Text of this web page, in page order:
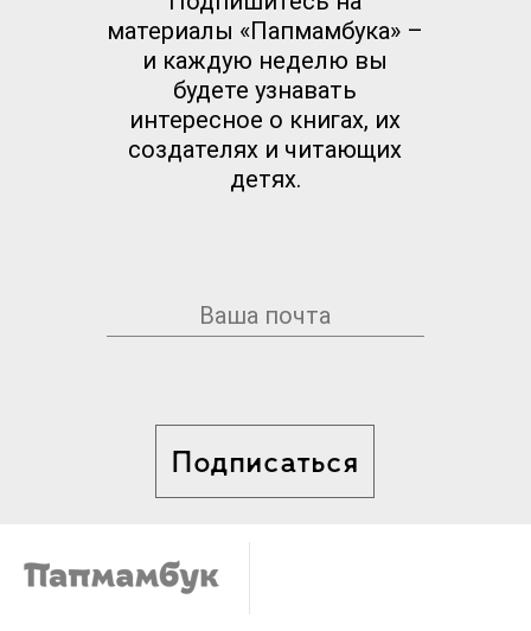
материалы «Папмамбука» –
и каждую неделю вы
будете узнавать
интересное о книгах, их
создателях и читающих
детях.
Подписаться